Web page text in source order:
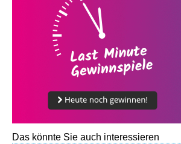
Das könnte Sie auch interessieren